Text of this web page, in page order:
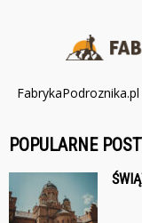
POPULARNE